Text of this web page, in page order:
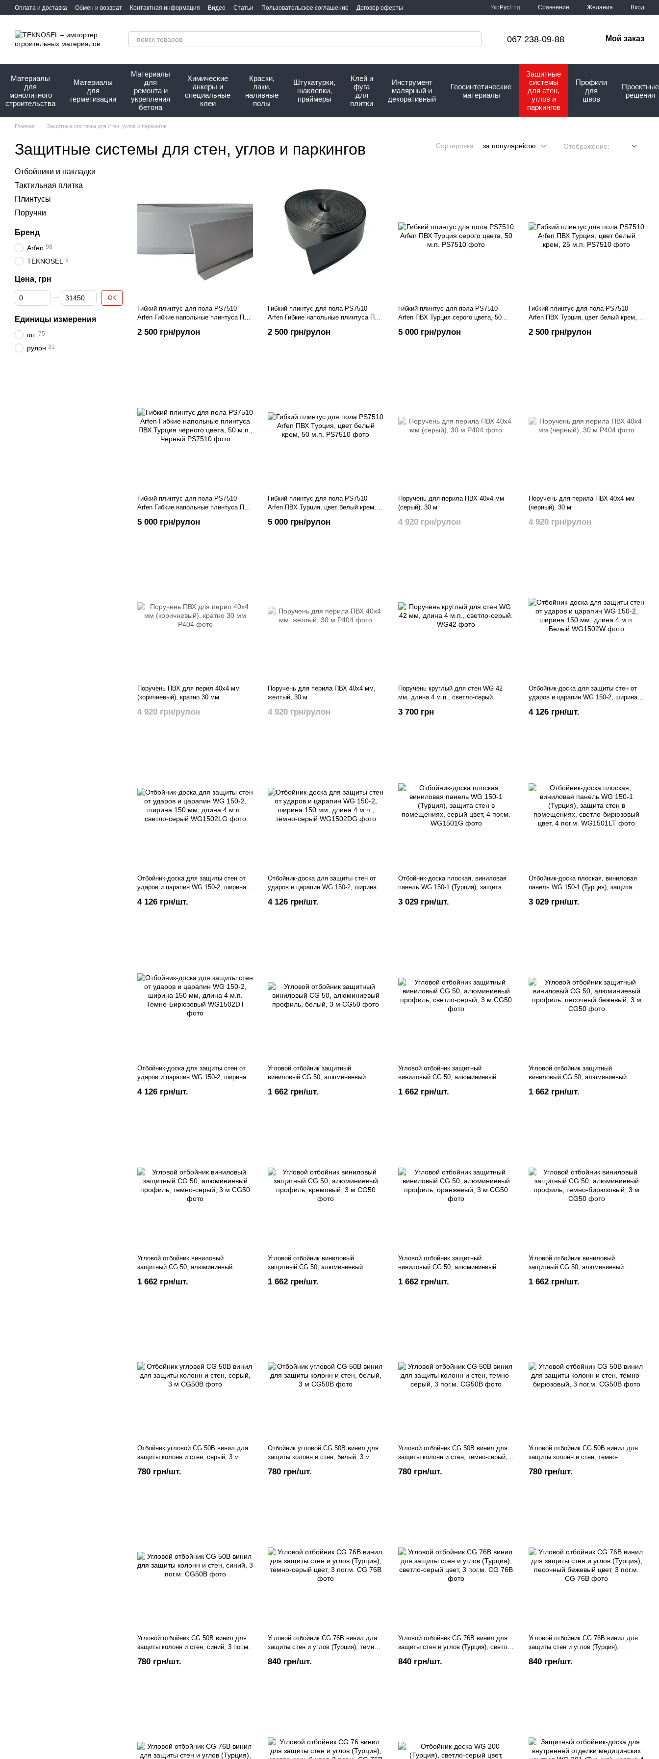
Перейти к основному контенту
Оплата и доставка Обмен и возврат Контактная информация Видео Статьи Пользовательское соглашение
Договор оферты
Укр РусEng Сравнение Желания Вход
067 238-09-88 Мой заказ
Материалы
для
монолитного
строительства
Материалы
для
герметизации
Материалы
для
ремонта и
укрепления
бетона
Химические
анкеры и
специальные
клеи
Краски,
лаки,
наливные
полы
Штукатурки,
шаклевки,
праймеры
Клей и
фуга
для
плитки
Инструмент
малярный и
декоративный
Геосинтетические
материалы
Защитные
системы
для стен,
углов и
паркингов
Профили
для
швов
Проектные
решения
Главная Защитные системы для стен, углов и паркингов
Защитные системы для стен, углов и паркингов Сортировка: за популярністю Отображение:
Гибкий плинтус для пола PS7510
Arfen Гибкие напольные плинтуса ПВХ
2 500 грн/рулон
Гибкий плинтус для пола PS7510
Arfen Гибкие напольные плинтуса ПВХ
2 500 грн/рулон
Гибкий плинтус для пола PS7510
Arfen ПВХ Турция серого цвета, 50
5 000 грн/рулон
Гибкий плинтус для пола PS7510
Arfen ПВХ Турция, цвет белый крем,
2 500 грн/рулон
Гибкий плинтус для пола PS7510
Arfen Гибкие напольные плинтуса ПВХ
5 000 грн/рулон
Гибкий плинтус для пола PS7510
Arfen ПВХ Турция, цвет белый крем,
5 000 грн/рулон
Поручень для перила ПВХ 40х4 мм
(серый), 30 м
4 920 грн/рулон
Поручень для перила ПВХ 40х4 мм
(черный), 30 м
4 920 грн/рулон
Поручень ПВХ для перил 40х4 мм
(коричневый), кратно 30 мм
4 920 грн/рулон
Поручень для перила ПВХ 40х4 мм,
желтый, 30 м
4 920 грн/рулон
Поручень круглый для стен WG 42
мм, длина 4 м.п., светло-серый.
3 700 грн
Отбойник-доска для защиты стен от
ударов и царапин WG 150-2, ширина
4 126 грн/шт.
Отбойник-доска для защиты стен от
ударов и царапин WG 150-2, ширина
4 126 грн/шт.
Отбойник-доска для защиты стен от
ударов и царапин WG 150-2, ширина
4 126 грн/шт.
Отбойник-доска плоская, виниловая
панель WG 150-1 (Турция), защита
пог.м.
3 029 грн/шт.
Отбойник-доска плоская, виниловая
панель WG 150-1 (Турция), защита
бирюзовый цвет, 4 пог.м.
3 029 грн/шт.
Отбойник-доска для защиты стен от
ударов и царапин WG 150-2, ширина
Бирюзовый
4 126 грн/шт.
Угловой отбойник защитный
виниловый CG 50, алюминиевый
1 662 грн/шт.
Угловой отбойник защитный
виниловый CG 50, алюминиевый
1 662 грн/шт.
Угловой отбойник защитный
виниловый CG 50, алюминиевый
1 662 грн/шт.
Угловой отбойник виниловый
защитный CG 50, алюминиевый
1 662 грн/шт.
Угловой отбойник виниловый
защитный CG 50, алюминиевый
1 662 грн/шт.
Угловой отбойник защитный
виниловый CG 50, алюминиевый
1 662 грн/шт.
Угловой отбойник виниловый
защитный CG 50, алюминиевый
1 662 грн/шт.
Отбойник угловой CG 50B винил для
защиты колонн и стен, серый, 3 м
780 грн/шт.
Отбойник угловой CG 50B винил для
защиты колонн и стен, белый, 3 м
780 грн/шт.
Угловой отбойник CG 50B винил для
защиты колонн и стен, темно-серый, 3
780 грн/шт.
Угловой отбойник CG 50B винил для
защиты колонн и стен, темно-
780 грн/шт.
Угловой отбойник CG 50B винил для
защиты колонн и стен, синий, 3 пог.м.
780 грн/шт.
Угловой отбойник CG 76В винил для
защиты стен и углов (Турция), темно-
840 грн/шт.
Угловой отбойник CG 76В винил для
защиты стен и углов (Турция), светло-
840 грн/шт.
Угловой отбойник CG 76В винил для
защиты стен и углов (Турция),
840 грн/шт.
Отбойники и накладки
Тактильная плитка
Плинтусы
Поручни
Бренд
Arfen 98
TEKNOSEL 9
Цена, грн
От Цена, грн
До Цена, грн OK
Единицы измерения
шт. 75
рулон 31